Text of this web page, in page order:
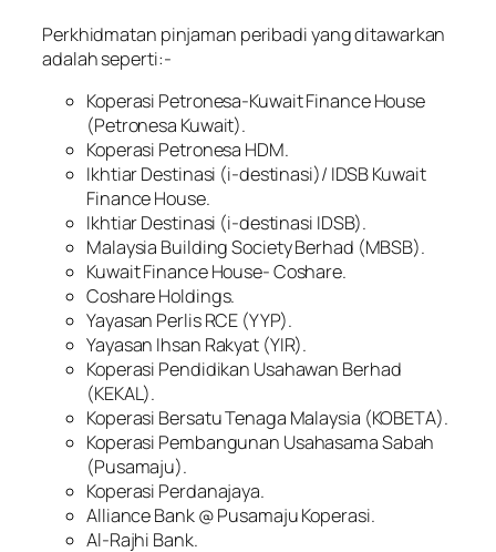
Perkhidmatan pinjaman peribadi yang ditawarkan
adalah seperti:-
Koperasi Petronesa-Kuwait Finance House
(Petronesa Kuwait).
Koperasi Petronesa HDM.
Ikhtiar Destinasi (i-destinasi)/ IDSB Kuwait
Finance House.
Ikhtiar Destinasi (i-destinasi IDSB).
Malaysia Building Society Berhad (MBSB).
Kuwait Finance House- Coshare.
Coshare Holdings.
Yayasan Perlis RCE (YYP).
Yayasan Ihsan Rakyat (YIR).
Koperasi Pendidikan Usahawan Berhad
(KEKAL).
Koperasi Bersatu Tenaga Malaysia (KOBETA).
Koperasi Pembangunan Usahasama Sabah
(Pusamaju).
Koperasi Perdanajaya.
Alliance Bank @ Pusamaju Koperasi.
Al-Rajhi Bank.